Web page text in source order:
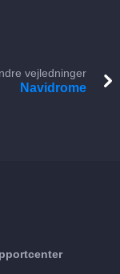
vejledninger
Navidrome